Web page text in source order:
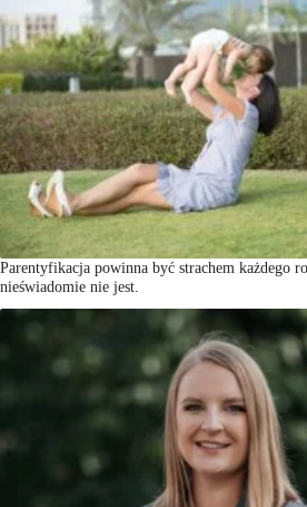
Parentyfikacja powinna być strachem każdego
nieświadomie nie jest.